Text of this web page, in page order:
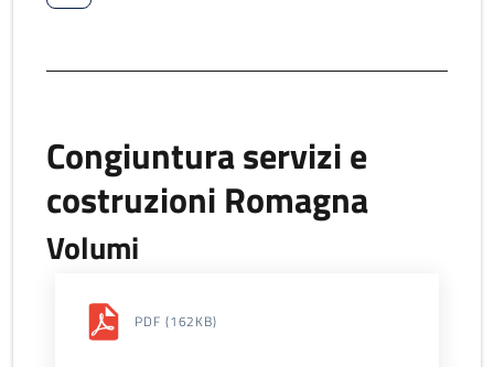
Congiuntura servizi e
costruzioni Romagna
Volumi
PDF (162KB)